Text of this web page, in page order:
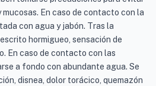
En caso de contacto con la
con agua y jabón. Tras la
hormigueo, sensación de
En caso de contacto con las
a fondo con abundante agua. Se
disnea, dolor torácico, quemazón